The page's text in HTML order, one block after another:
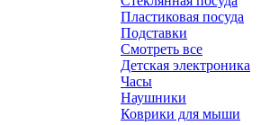
Пластиковая посуда
Подставки
Смотреть все
Детская электроника
Часы
Наушники
Коврики для мыши